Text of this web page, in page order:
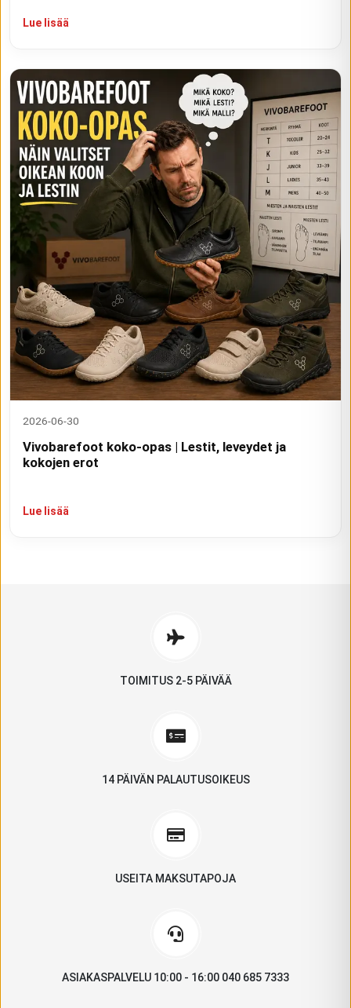
Lue lisää
2026-06-30
Vivobarefoot koko-opas | Lestit, leveydet ja
kokojen erot
Lue lisää
TOIMITUS 2-5 PÄIVÄÄ
14 PÄIVÄN PALAUTUSOIKEUS
USEITA MAKSUTAPOJA
ASIAKASPALVELU 10:00 - 16:00 040 685 7333